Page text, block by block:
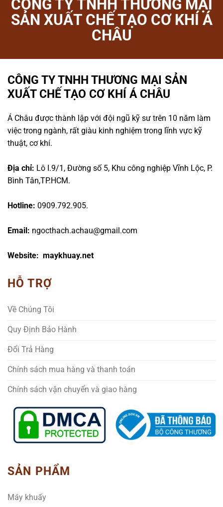
CÔNG TY TNHH THƯƠNG MẠI
SẢN XUẤT CHẾ TẠO CƠ KHÍ Á
CHÂU
CÔNG TY TNHH THƯƠNG MẠI SẢN
XUẤT CHẾ TẠO CƠ KHÍ Á CHÂU
Á Châu được thành lập với đội ngũ kỹ sư trên 10 năm làm
việc trong ngành, rất giàu kinh nghiệm trong lĩnh vực kỹ
thuật, cơ khí.
Địa chỉ: Lô I.9/1, Đường số 5, Khu công nghiệp Vĩnh Lộc, P.
Bình Tân,TP.HCM.
Hotline: 0909.792.905.
Email: ngocthach.achau@gmail.com
Website: maykhuay.net
HỖ TRỢ
Về Chúng Tôi
Quy Định Bảo Hành
Đổi Trả Hàng
Chính sách mua hàng và thanh toán
Chính sách vận chuyển và giao hàng
SẢN PHẨM
Máy khuấy